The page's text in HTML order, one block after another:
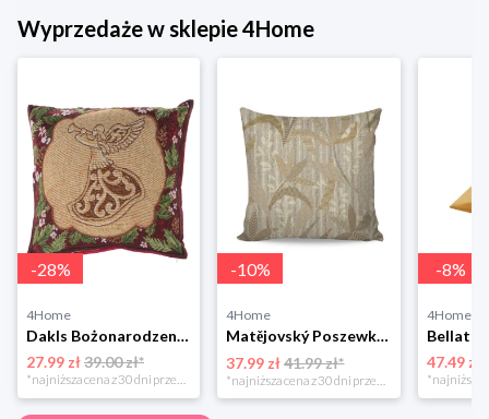
Wyprzedaże w sklepie 4Home
-28%
4Home
Dakls Bożonarodzeniowa poszewka na poduszkę Angel red, 40 x 40 cm 4-Home
27.99 zł39.00 zł*
*najniższa cena z 30 dni przed obniżką
-10%
4Home
Matějovský Poszewka na poduszkę Solei, 40 x 40 cm
37.99 zł 41.99 zł*
*najniższa cena z 30 dni przed obniżką
-8%
4Home
47.49 zł